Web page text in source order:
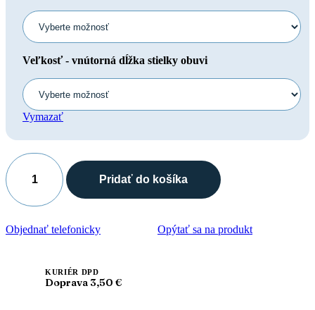
Veľkosť - vnútorná dĺžka stielky obuvi
Vymazať
množstvo
Leon
5001
Dámska
antistres
Pridať do košíka
Objednať telefonicky Opýtať sa na produkt
KURIÉR DPD
Doprava 3,50 €